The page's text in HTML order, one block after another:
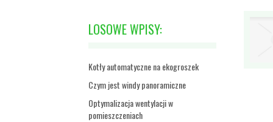
LOSOWE WPISY:
Kotły automatyczne na ekogroszek
Czym jest windy panoramiczne
Optymalizacja wentylacji w
pomieszczeniach